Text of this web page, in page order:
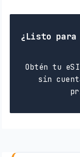
¿Listo
Obtén tu
sin